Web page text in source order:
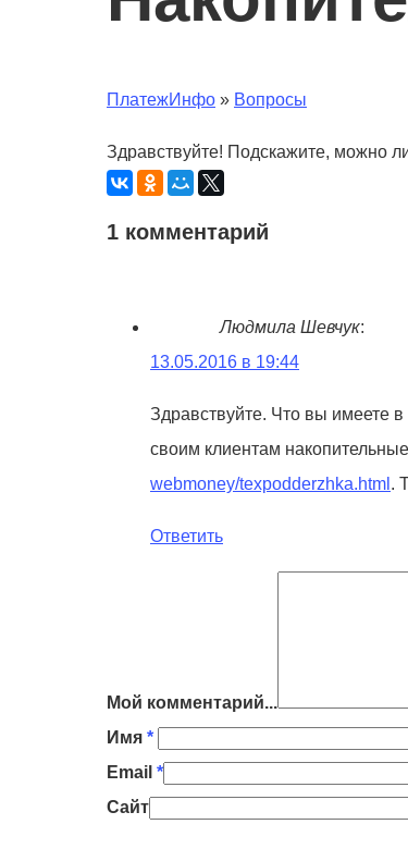
ПлатежИнфо » Вопросы
Здравствуйте! Подскажите, можно
1 комментарий
Людмила Шевчук:
13.05.2016 в 19:44
Здравствуйте. Что вы имеете
своим клиентам
webmoney/texpodderzhka.html .
Ответить
Мой комментарий...
Имя *
Email *
Сайт